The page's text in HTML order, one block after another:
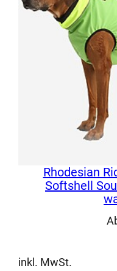
Rhodesian
Softshell
inkl. MwSt.